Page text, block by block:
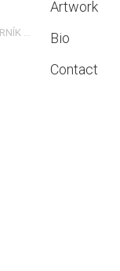
ARTIST
Artwork
Bio
Contact